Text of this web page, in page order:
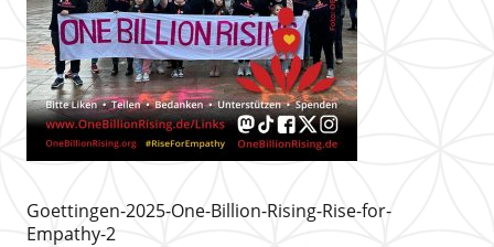
Goettingen-2025-One-Billion-Rising-Rise-for-
Empathy-2